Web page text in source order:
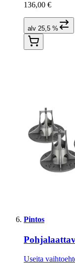
136,00 €
alv 25,5 %
Pintos
Useita